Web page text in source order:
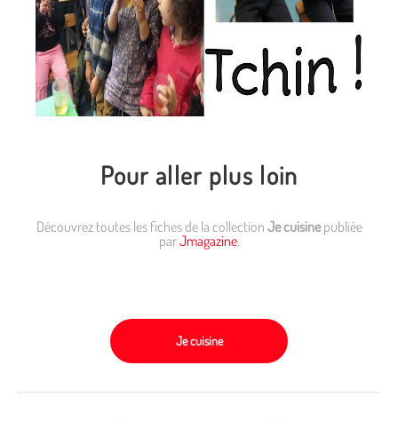
Pour aller plus loin
Découvrez toutes les fiches de la collection Je cuisinepubliée
parJmagazine.
Je cuisine